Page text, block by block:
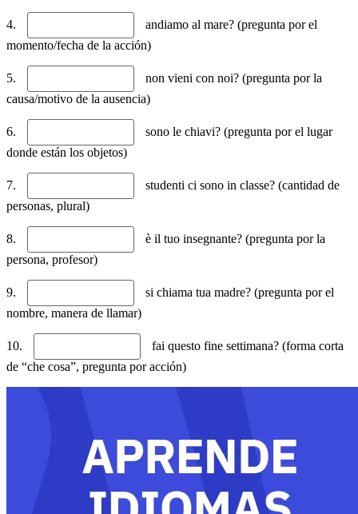
4.
andiamo al mare? (pregunta por el
momento/fecha de la acción)
5.
non vieni con noi? (pregunta por la
causa/motivo de la ausencia)
6.
sono le chiavi? (pregunta por el lugar
donde están los objetos)
7.
studenti ci sono in classe? (cantidad de
personas, plural)
8.
è il tuo insegnante? (pregunta por la
persona, profesor)
9.
si chiama tua madre? (pregunta por el
nombre, manera de llamar)
10.
fai questo fine settimana? (forma corta
de “che cosa”, pregunta por acción)